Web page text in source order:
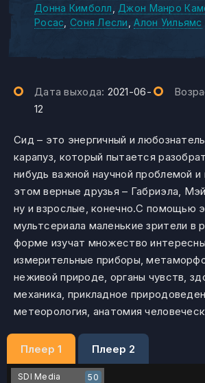
Донна Кимболл
Джон Манро
Росас Соня Лесли Алон Уильямс
Дата выхода: 2021-06-
12
Сид – это энергичный и
карапуз, который пытается
нибудь важной научной проблемой
этом верные друзья – Габриэла,
ну и взрослые, конечно.С помощью
мультсериала маленькие зрители в
форме изучат множество
измерительные приборы,
неживой природе, органы чувств,
механика, прикладное
метеорология, анатомия
Плеер 1 Плеер 2
SDI Media 50